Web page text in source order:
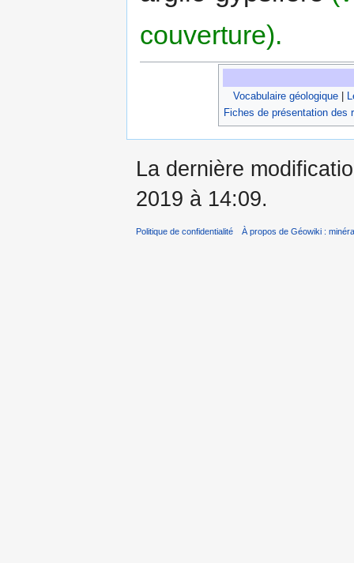
couverture).
Vocabulaire géologique|
Fiches de présentation des
La dernière
2019 à 14:09.
Politique de confidentialité À propos de Géowiki :